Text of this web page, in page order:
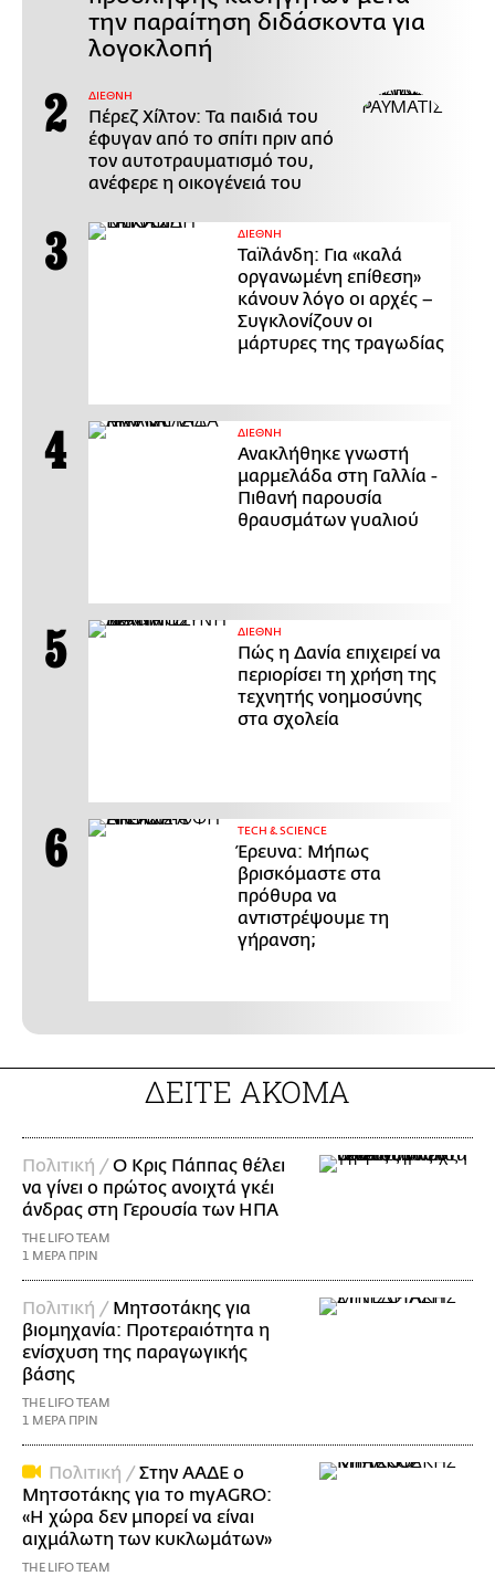
την παραίτηση διδάσκοντα για
λογοκλοπή
ΔΙΕΘΝΗ
Πέρεζ Χίλτον: Τα παιδιά του
έφυγαν από το σπίτι πριν από
τον αυτοτραυματισμό του,
ανέφερε η οικογένειά του
ΔΙΕΘΝΗ
Ταϊλάνδη: Για «καλά
οργανωμένη επίθεση»
κάνουν λόγο οι αρχές –
Συγκλονίζουν οι
μάρτυρες της τραγωδίας
ΔΙΕΘΝΗ
Ανακλήθηκε γνωστή
μαρμελάδα στη Γαλλία -
Πιθανή παρουσία
θραυσμάτων γυαλιού
ΔΙΕΘΝΗ
Πώς η Δανία επιχειρεί να
περιορίσει τη χρήση της
τεχνητής νοημοσύνης
στα σχολεία
ΤECH & SCIENCE
Έρευνα: Μήπως
βρισκόμαστε στα
πρόθυρα να
αντιστρέψουμε τη
γήρανση;
ΔΕΙΤΕ ΑΚΟΜΑ
Πολιτική /Ο Κρις Πάππας θέλει
να γίνει ο πρώτος ανοιχτά γκέι
άνδρας στη Γερουσία των ΗΠΑ
THE LIFO TEAM
1 ΜΕΡΑ ΠΡΙΝ
Πολιτική / Μητσοτάκης για
βιομηχανία: Προτεραιότητα η
ενίσχυση της παραγωγικής
βάσης
THE LIFO TEAM
1 ΜΕΡΑ ΠΡΙΝ
Πολιτική /Στην ΑΑΔΕ ο
Μητσοτάκης για το myAGRO:
«Η χώρα δεν μπορεί να είναι
αιχμάλωτη των κυκλωμάτων»
THE LIFO TEAM